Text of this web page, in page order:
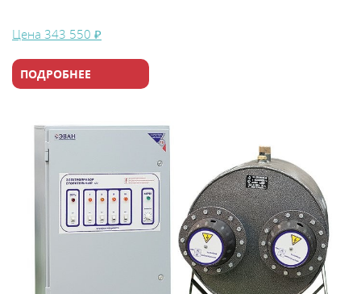
Цена 343 550 ₽
ПОДРОБНЕЕ